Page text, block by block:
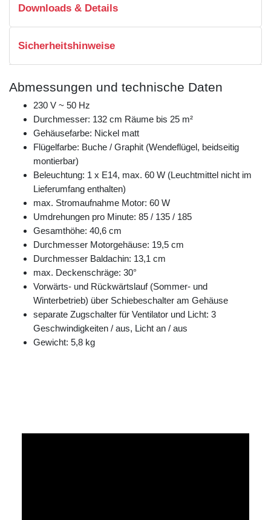
Downloads & Details
Sicherheitshinweise
Abmessungen und technische Daten
230 V ~ 50 Hz
Durchmesser: 132 cm Räume bis 25 m²
Gehäusefarbe: Nickel matt
Flügelfarbe: Buche / Graphit (Wendeflügel, beidseitig
montierbar)
Beleuchtung: 1 x E14, max. 60 W (Leuchtmittel nicht im
Lieferumfang enthalten)
max. Stromaufnahme Motor: 60 W
Umdrehungen pro Minute: 85 / 135 / 185
Gesamthöhe: 40,6 cm
Durchmesser Motorgehäuse: 19,5 cm
Durchmesser Baldachin: 13,1 cm
max. Deckenschräge: 30°
Vorwärts- und Rückwärtslauf (Sommer- und
Winterbetrieb) über Schiebeschalter am Gehäuse
separate Zugschalter für Ventilator und Licht: 3
Geschwindigkeiten / aus, Licht an / aus
Gewicht: 5,8 kg